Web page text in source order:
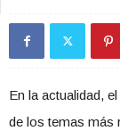
En la actualidad,
de los temas más